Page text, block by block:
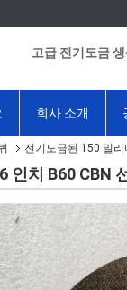
고급 전기도금
회사 소개
전기도금된 150 밀
인치 B60 CBN